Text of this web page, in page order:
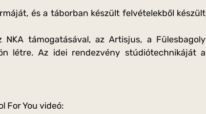
és a táborban készült felvételekből készült
támogatásával, az Artisjus, a Fülesbagoly
létre. Az idei rendezvény stúdiótechnikáját a
For You videó: